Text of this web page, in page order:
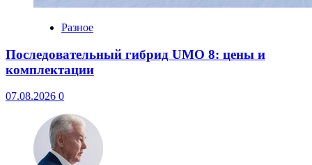
Разное
Последовательный гибрид UMO 8: цены и
комплектации
07.08.2026 0